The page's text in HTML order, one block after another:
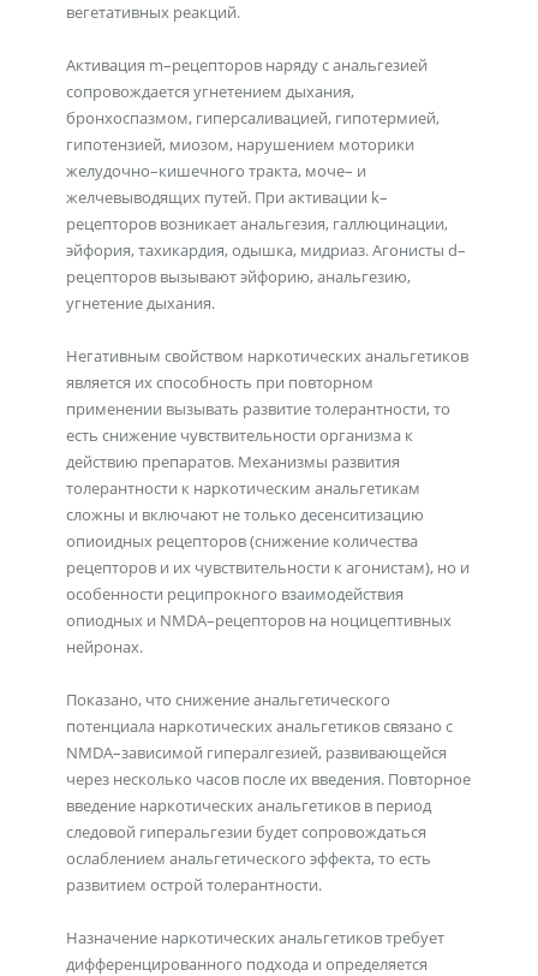
вегетативных реакций.
Активация m–рецепторов наряду с анальгезией
сопровождается угнетением дыхания,
бронхоспазмом, гиперсаливацией, гипотермией,
гипотензией, миозом, нарушением моторики
желудочно–кишечного тракта, моче– и
желчевыводящих путей. При активации k–
рецепторов возникает анальгезия, галлюцинации,
эйфория, тахикардия, одышка, мидриаз. Агонисты d–
рецепторов вызывают эйфорию, анальгезию,
угнетение дыхания.
Негативным свойством наркотических анальгетиков
является их способность при повторном
применении вызывать развитие толерантности, то
есть снижение чувствительности организма к
действию препаратов. Механизмы развития
толерантности к наркотическим анальгетикам
сложны и включают не только десенситизацию
опиоидных рецепторов (снижение количества
рецепторов и их чувствительности к агонистам), но и
особенности реципрокного взаимодействия
опиодных и NMDA–рецепторов на ноцицептивных
нейронах.
Показано, что снижение анальгетического
потенциала наркотических анальгетиков связано с
NMDA–зависимой гипералгезией, развивающейся
через несколько часов после их введения. Повторное
введение наркотических анальгетиков в период
следовой гиперальгезии будет сопровождаться
ослаблением анальгетического эффекта, то есть
развитием острой толерантности.
Назначение наркотических анальгетиков требует
дифференцированного подхода и определяется